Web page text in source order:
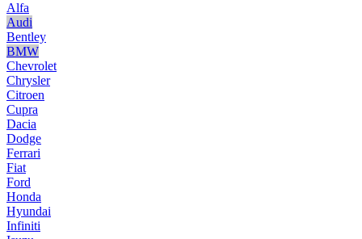
Alfa
Audi
Bentley
BMW
Chevrolet
Chrysler
Citroen
Cupra
Dacia
Dodge
Ferrari
Fiat
Ford
Honda
Hyundai
Infiniti